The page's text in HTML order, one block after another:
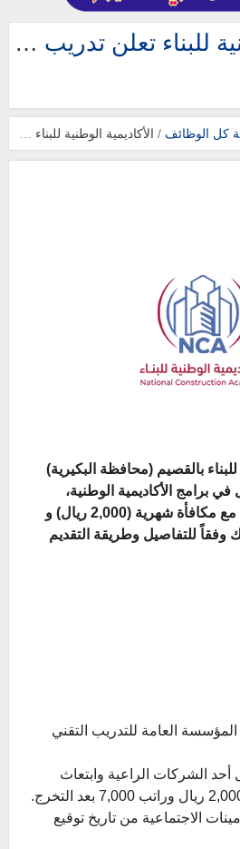
الأكاديمية الوطنية للبناء تعلن تدريب وتوظيف مباشر (رواتب 7,000 ريال) للثانوية
كل الوظائف / الأكاديمية الوطنية للبناء تعلن تدريب وتوظيف مباشر (رواتب 7,000 ريال) للثانوية
بالقصيم (محافظة البكيرية)
برامج الأكاديمية الوطنية،
مع مكافأة شهرية (2,000 ريال
) و
وفقاً للتفاصيل وطريقة التقديم
العامة للتدريب التقني
الشركات الراعية وابتعاث
الاجتماعية من تاريخ توقيع